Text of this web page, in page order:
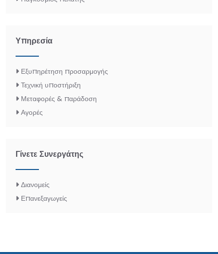
Υπηρεσία
Εξυπηρέτηση προσαρμογής
Τεχνική υποστήριξη
Μεταφορές & παράδοση
Αγορές
Γίνετε Συνεργάτης
Διανομείς
Επανεξαγωγείς